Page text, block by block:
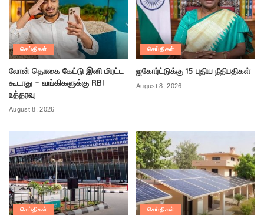
செய்திகள்
லோன் தொகை கேட்டு இனி மிரட்ட
கூடாது – வங்கிகளுக்கு RBI
உத்தரவு
August 8, 2026
செய்திகள்
ஐகோர்ட்டுக்கு 15 புதிய நீதிபதிகள்
August 8, 2026
செய்திகள் செய்திகள்